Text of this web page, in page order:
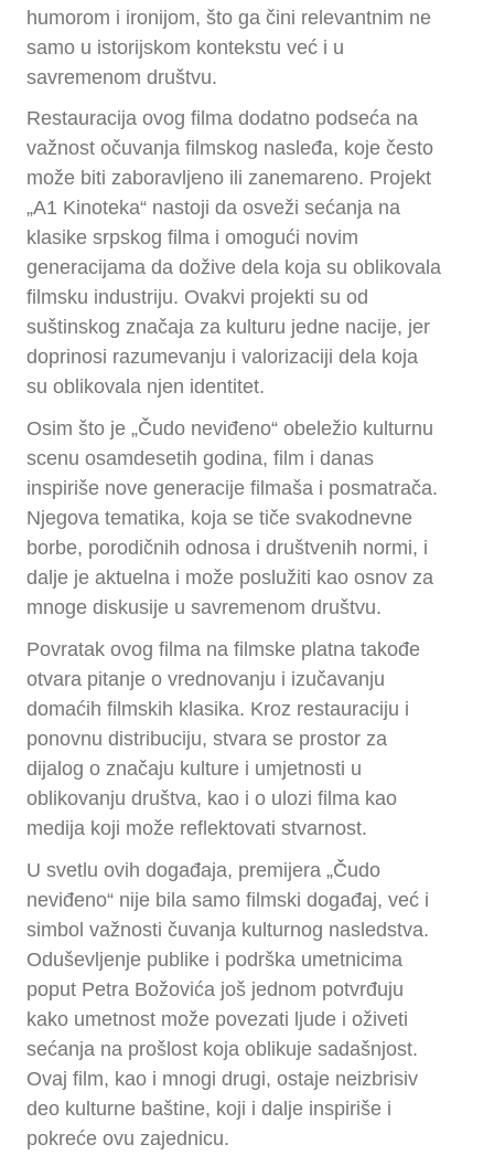
humorom i ironijom, što ga čini relevantnim ne
samo u istorijskom kontekstu već i u
savremenom društvu.
Restauracija ovog filma dodatno podseća na
važnost očuvanja filmskog nasleđa, koje često
može biti zaboravljeno ili zanemareno. Projekt
„A1 Kinoteka“ nastoji da osveži sećanja na
klasike srpskog filma i omogući novim
generacijama da dožive dela koja su oblikovala
filmsku industriju. Ovakvi projekti su od
suštinskog značaja za kulturu jedne nacije, jer
doprinosi razumevanju i valorizaciji dela koja
su oblikovala njen identitet.
Osim što je „Čudo neviđeno“ obeležio kulturnu
scenu osamdesetih godina, film i danas
inspiriše nove generacije filmaša i posmatrača.
Njegova tematika, koja se tiče svakodnevne
borbe, porodičnih odnosa i društvenih normi, i
dalje je aktuelna i može poslužiti kao osnov za
mnoge diskusije u savremenom društvu.
Povratak ovog filma na filmske platna takođe
otvara pitanje o vrednovanju i izučavanju
domaćih filmskih klasika. Kroz restauraciju i
ponovnu distribuciju, stvara se prostor za
dijalog o značaju kulture i umjetnosti u
oblikovanju društva, kao i o ulozi filma kao
medija koji može reflektovati stvarnost.
U svetlu ovih događaja, premijera „Čudo
neviđeno“ nije bila samo filmski događaj, već i
simbol važnosti čuvanja kulturnog nasledstva.
Oduševljenje publike i podrška umetnicima
poput Petra Božovića još jednom potvrđuju
kako umetnost može povezati ljude i oživeti
sećanja na prošlost koja oblikuje sadašnjost.
Ovaj film, kao i mnogi drugi, ostaje neizbrisiv
deo kulturne baštine, koji i dalje inspiriše i
pokreće ovu zajednicu.